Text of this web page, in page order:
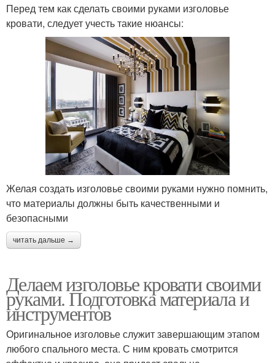
Перед тем как сделать своими руками изголовье
кровати, следует учесть такие нюансы:
Желая создать изголовье своими руками нужно помнить,
что материалы должны быть качественными и
безопасными
читать дальше →
Делаем изголовье кровати своими
руками. Подготовка материала и
инструментов
Оригинальное изголовье служит завершающим этапом
любого спального места. С ним кровать смотрится